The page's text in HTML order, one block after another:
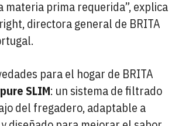
materia prima requerida”, explica
directora general de BRITA
para el hogar de BRITA
SLIM: un sistema de filtrado
del fregadero, adaptable a